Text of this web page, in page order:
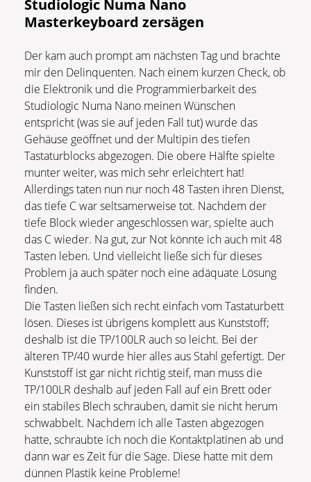
Studiologic Numa Nano
Masterkeyboard zersägen
Der kam auch prompt am nächsten Tag und brachte
mir den Delinquenten. Nach einem kurzen Check, ob
die Elektronik und die Programmierbarkeit des
Studiologic Numa Nano meinen Wünschen
entspricht (was sie auf jeden Fall tut) wurde das
Gehäuse geöffnet und der Multipin des tiefen
Tastaturblocks abgezogen. Die obere Hälfte spielte
munter weiter, was mich sehr erleichtert hat!
Allerdings taten nun nur noch 48 Tasten ihren Dienst,
das tiefe C war seltsamerweise tot. Nachdem der
tiefe Block wieder angeschlossen war, spielte auch
das C wieder. Na gut, zur Not könnte ich auch mit 48
Tasten leben. Und vielleicht ließe sich für dieses
Problem ja auch später noch eine adäquate Lösung
finden.
Die Tasten ließen sich recht einfach vom Tastaturbett
lösen. Dieses ist übrigens komplett aus Kunststoff;
deshalb ist die TP/100LR auch so leicht. Bei der
älteren TP/40 wurde hier alles aus Stahl gefertigt. Der
Kunststoff ist gar nicht richtig steif, man muss die
TP/100LR deshalb auf jeden Fall auf ein Brett oder
ein stabiles Blech schrauben, damit sie nicht herum
schwabbelt. Nachdem ich alle Tasten abgezogen
hatte, schraubte ich noch die Kontaktplatinen ab und
dann war es Zeit für die Säge. Diese hatte mit dem
dünnen Plastik keine Probleme!